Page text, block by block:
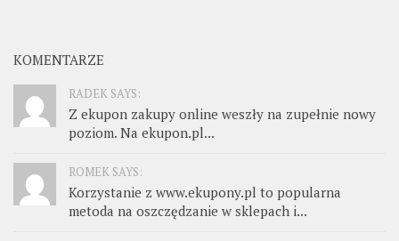
KOMENTARZE
RADEK SAYS:
Z ekupon zakupy online weszły na zupełnie nowy
poziom. Na ekupon.pl...
ROMEK SAYS:
Korzystanie z www.ekupony.pl to popularna
metoda na oszczędzanie w sklepach i...